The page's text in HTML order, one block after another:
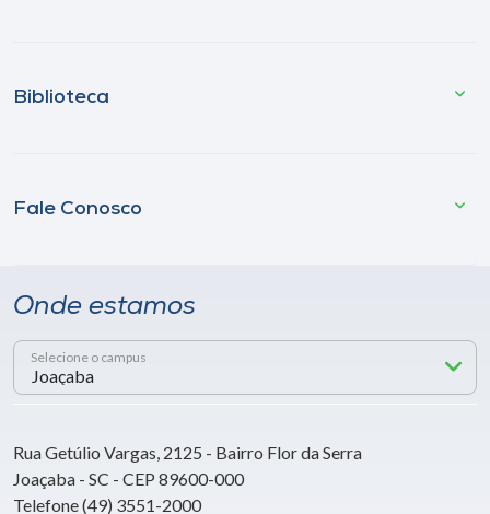
Biblioteca
Fale Conosco
Onde estamos
Selecione o campus
Rua Getúlio Vargas, 2125 - Bairro Flor da Serra
Joaçaba - SC - CEP 89600-000
Telefone (49) 3551-2000